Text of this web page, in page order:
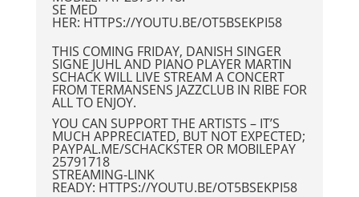
SE MED
HER: HTTPS://YOUTU.BE/OT5BSEKPI58
THIS COMING FRIDAY, DANISH SINGER
SIGNE JUHL AND PIANO PLAYER MARTIN
SCHACK WILL LIVE STREAM A CONCERT
FROM TERMANSENS JAZZCLUB IN RIBE FOR
ALL TO ENJOY.
YOU CAN SUPPORT THE ARTISTS – IT’S
MUCH APPRECIATED, BUT NOT EXPECTED;
PAYPAL.ME/SCHACKSTER OR MOBILEPAY
25791718
STREAMING-LINK
READY: HTTPS://YOUTU.BE/OT5BSEKPI58